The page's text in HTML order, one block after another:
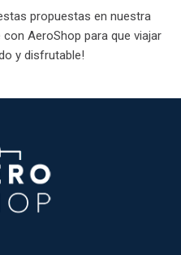
propuestas en nuestra
con AeroShop para que viajar
y disfrutable!